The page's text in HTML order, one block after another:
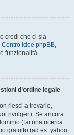
credi che ci sia
Centro Idee phpBB,
funzionalità.
d’ordine legale
riesci a trovarlo,
rivolgerti. Se ancora
(fai una ricerca
gratuito (ad es. yahoo,